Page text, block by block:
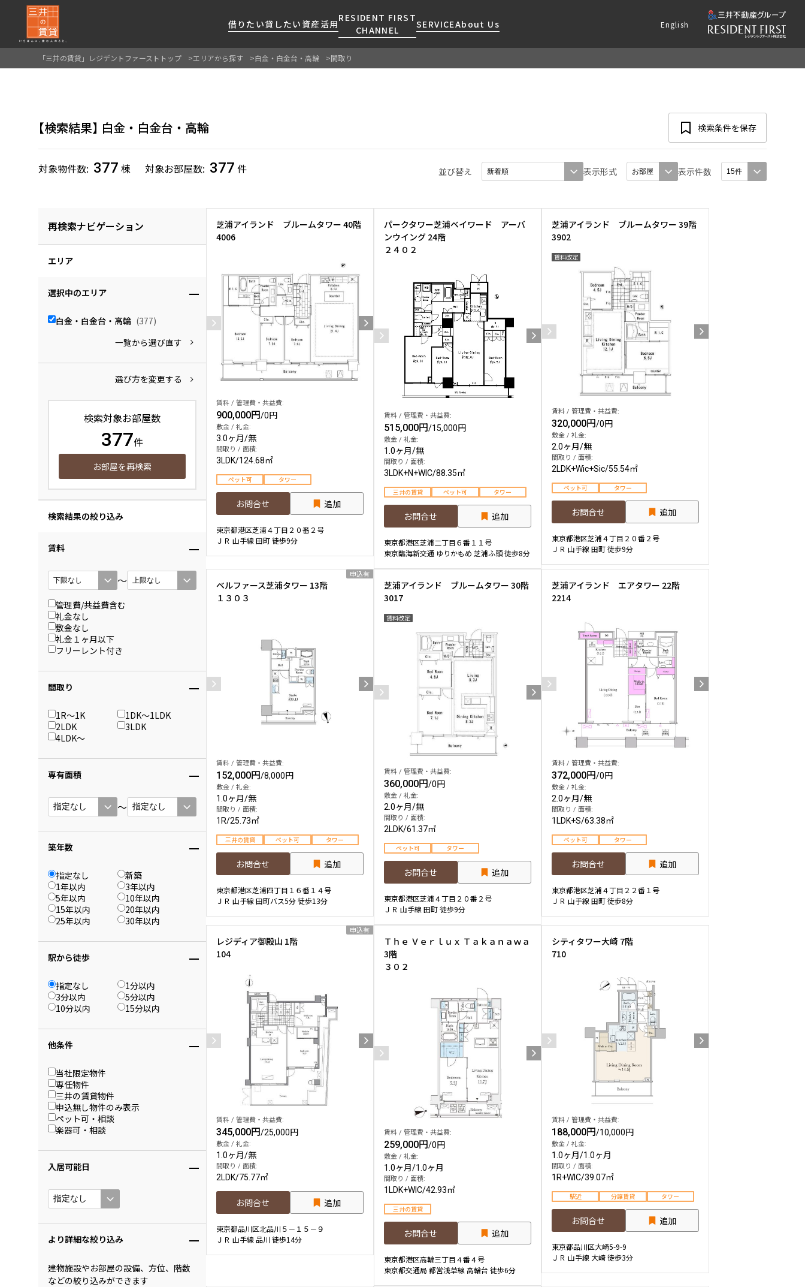
借りたい貸したい 資産活用
RESIDENT FIRST
CHANNEL
SERVICEAbout Us
ご提供するサービスをご紹介します
くご提案します
新着情報から探す
ニュースから探す
新着募集情報
当社限定(港区・渋谷区)
三井不動産企画
分譲賃貸
フリーレント
ペット可
コンシェルジュ付き
ブランドマンション
最適なプランをご提案します
ご相談も承ります
各種サービスをご紹介します
よくあるご質問
【仲介会社様向け】当社仲介
事業部取り扱い物件入居申
込
English
「三井の賃貸」レジデントファーストトップ エリアから探す 白金・白金台・高輪 間取り
検索結果 白金・白金台・高輪 検索条件を保存
対象物件数 377 棟 対象お部屋数 377 件 並び替え 表示形式 表示件数
再検索ナビゲーション
エリア
選択中のエリア
白金・白金台・高輪 (377)
一覧から選び直す
選び方を変更する
検索対象お部屋数
377件
お部屋を再検索
検索結果の絞り込み
賃料
〜
管理費/共益費含む
礼金なし
敷金なし
礼金１ヶ月以下
フリーレント付き
間取り
1R〜1K
1DK〜1LDK
2LDK
3LDK
4LDK〜
専有面積
〜
築年数
指定なし
新築
1年以内
3年以内
5年以内
10年以内
15年以内
20年以内
25年以内
30年以内
駅から徒歩
指定なし
1分以内
3分以内
5分以内
10分以内
15分以内
他条件
当社限定物件
専任物件
三井の賃貸物件
申込無し物件のみ表示
ペット可・相談
楽器可・相談
入居可能日
より詳細な絞り込み
建物施設やお部屋の設備、方位、階数
などの絞り込みができます
芝浦アイランド ブルームタワー 40階
4006
賃料 / 管理費・共益費:
900,000円/0円
敷金 / 礼金:
3.0ヶ月/無
間取り / 面積:
3LDK/124.68㎡
ペット可 タワー
お問合せ 追加
東京都港区芝浦４丁目２０番２号
ＪＲ 山手線 田町 徒歩9分
パークタワー芝浦ベイワード アーバ
ンウイング 24階
２４０２
賃料 / 管理費・共益費:
515,000円/15,000円
敷金 / 礼金:
1.0ヶ月/無
間取り / 面積:
3LDK+N+WIC/88.35㎡
三井の賃貸 ペット可 タワー
お問合せ 追加
東京都港区芝浦二丁目６番１１号
東京臨海新交通 ゆりかもめ 芝浦ふ頭 徒歩8分
芝浦アイランド ブルームタワー 39階
3902
賃料改定
賃料 / 管理費・共益費:
320,000円/0円
敷金 / 礼金:
2.0ヶ月/無
間取り / 面積:
2LDK+Wic+Sic/55.54㎡
ペット可 タワー
お問合せ 追加
東京都港区芝浦４丁目２０番２号
ＪＲ 山手線 田町 徒歩9分
ベルファース芝浦タワー 13階
１３０３
申込有
賃料 / 管理費・共益費:
152,000円/8,000円
敷金 / 礼金:
1.0ヶ月/無
間取り / 面積:
1R/25.73㎡
三井の賃貸 ペット可 タワー
お問合せ 追加
東京都港区芝浦四丁目１６番１４号
ＪＲ 山手線 田町バス5分 徒歩13分
芝浦アイランド ブルームタワー 30階
3017
賃料改定
賃料 / 管理費・共益費:
360,000円/0円
敷金 / 礼金:
2.0ヶ月/無
間取り / 面積:
2LDK/61.37㎡
ペット可 タワー
お問合せ 追加
東京都港区芝浦４丁目２０番２号
ＪＲ 山手線 田町 徒歩9分
芝浦アイランド エアタワー 22階
2214
賃料 / 管理費・共益費:
372,000円/0円
敷金 / 礼金:
2.0ヶ月/無
間取り / 面積:
1LDK+S/63.38㎡
ペット可 タワー
お問合せ 追加
東京都港区芝浦４丁目２２番１号
ＪＲ 山手線 田町 徒歩8分
レジディア御殿山 1階
104
申込有
賃料 / 管理費・共益費:
345,000円/25,000円
敷金 / 礼金:
1.0ヶ月/無
間取り / 面積:
2LDK/75.77㎡
お問合せ 追加
東京都品川区北品川５－１５－９
ＪＲ 山手線 品川 徒歩14分
Ｔｈｅ Ｖｅｒｌｕｘ Ｔａｋａｎａｗａ
3階
３０２
賃料 / 管理費・共益費:
259,000円/0円
敷金 / 礼金:
1.0ヶ月/1.0ヶ月
間取り / 面積:
1LDK+WIC/42.93㎡
三井の賃貸
お問合せ 追加
東京都港区高輪三丁目４番４号
東京都交通局 都営浅草線 高輪台 徒歩6分
シティタワー大崎 7階
710
賃料 / 管理費・共益費:
188,000円/10,000円
敷金 / 礼金:
1.0ヶ月/1.0ヶ月
間取り / 面積:
1R+WIC/39.07㎡
駅近 分譲賃貸 タワー
お問合せ 追加
東京都品川区大崎5-9-9
ＪＲ 山手線 大崎 徒歩3分